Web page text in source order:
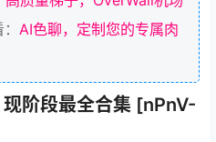
AI色聊，定制您的专属肉
阶段最全合集 [nPnV-